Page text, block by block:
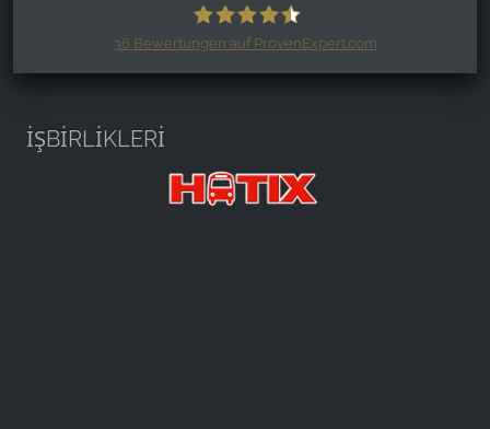
Harzspots.com - Den neuen Harz
36 Bewertungen auf ProvenExpert.com
İŞBİRLİKLERİ